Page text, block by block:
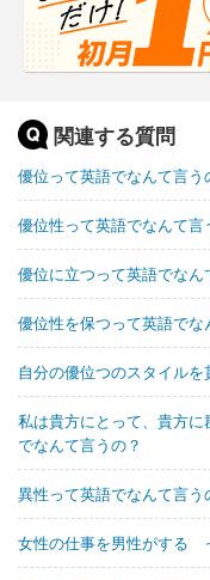
関連する質問
優位って英語でなんて言う
優位性って英語でなんて言
優位に立つって英語でなん
優位性を保つって英語でな
自分の優位つのスタイル
私は貴方にとって、貴方
でなんて言うの？
異性って英語でなんて言う
女性の仕事を男性がする